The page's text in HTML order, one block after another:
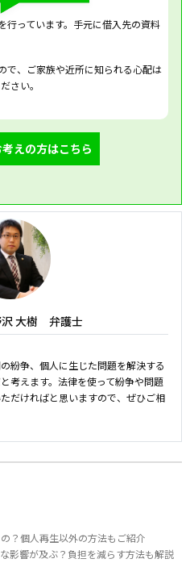
行っています。手元に借入先の資料
で、ご家族や近所に知られる心配は
さい。
えの方はこちら
沢 大樹 弁護士
紛争、個人に生じた問題を解決する
考えます。法律を使って紛争や問題
だければと思いますので、ぜひご相
？個人再生以外の方法もご紹介
影響が及ぶ？負担を減らす方法も解説